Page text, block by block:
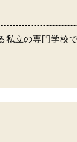
立の専門学校で